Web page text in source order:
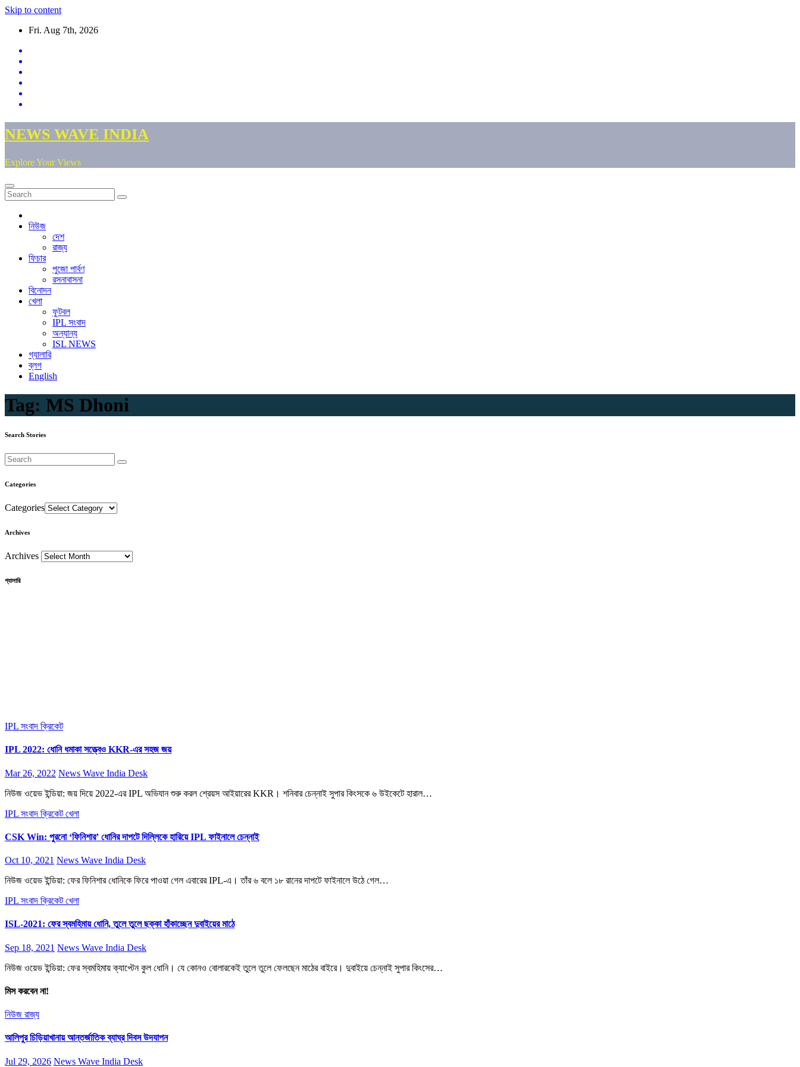
Skip to content
Fri. Aug 7th, 2026
NEWS WAVE INDIA
Explore Your Views
নিউজ
দেশ
রাজ্য
ফিচার
পুজো পার্বণ
রসনাবাসনা
বিনোদন
খেলা
ফুটবল
IPL সংবাদ
অন্যান্য
ISL NEWS
গ্যালারি
ব্লগ
English
Tag: MS Dhoni
Search Stories
Categories
Categories
Archives
Archives
গ্যালারি
IPL সংবাদ ক্রিকেট
IPL 2022: ধোনি ধমাকা সত্ত্বেও KKR-এর সহজ জয়
Mar 26, 2022 News Wave India Desk
নিউজ ওয়েভ ইন্ডিয়া: জয় দিয়ে 2022-এর IPL অভিযান শুরু করল শ্রেয়স আইয়ারের KKR। শনিবার চেন্নাই সুপার কিংসকে ৬ উইকেটে হারাল…
IPL সংবাদ ক্রিকেটখেলা
CSK Win: পুরনো ‘ফিনিশার’ ধোনির দাপটে দিল্লিকে হারিয়ে IPL ফাইনালে চেন্নাই
Oct 10, 2021 News Wave India Desk
নিউজ ওয়েভ ইন্ডিয়া: ফের ফিনিশার ধোনিকে ফিরে পাওয়া গেল এবারের IPL-এ। তাঁর ৬ বলে ১৮ রানের দাপটে ফাইনালে উঠে গেল…
IPL সংবাদ ক্রিকেটখেলা
ISL-2021: ফের স্বমহিমায় ধোনি, তুলে তুলে ছক্কা হাঁকাচ্ছেন দুবাইয়ের মাঠে
Sep 18, 2021 News Wave India Desk
নিউজ ওয়েভ ইন্ডিয়া: ফের স্বমহিমায় ক্যাপ্টেন কুল ধোনি। যে কোনও বোলারকেই তুলে তুলে ফেলছেন মাঠের বাইরে। দুবাইয়ে চেন্নাই সুপার কিংসের…
মিস করবেন না!
নিউজ রাজ্য
আলিপুর চিড়িয়াখানায় আন্তর্জাতিক ব্যাঘ্র দিবস উদযাপন
Jul 29, 2026 News Wave India Desk